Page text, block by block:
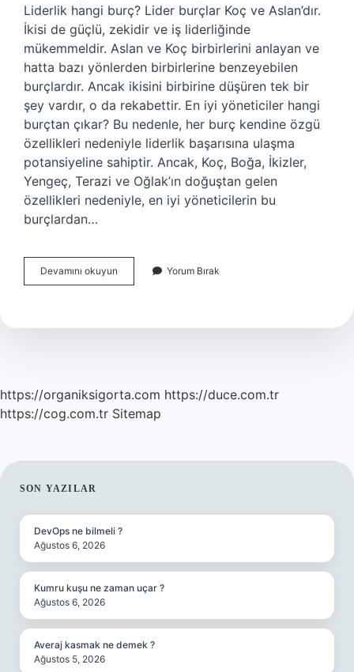
Liderlik hangi burç? Lider burçlar Koç ve Aslan’dır.
İkisi de güçlü, zekidir ve iş liderliğinde
mükemmeldir. Aslan ve Koç birbirlerini anlayan ve
hatta bazı yönlerden birbirlerine benzeyebilen
burçlardır. Ancak ikisini birbirine düşüren tek bir
şey vardır, o da rekabettir. En iyi yöneticiler hangi
burçtan çıkar? Bu nedenle, her burç kendine özgü
özellikleri nedeniyle liderlik başarısına ulaşma
potansiyeline sahiptir. Ancak, Koç, Boğa, İkizler,
Yengeç, Terazi ve Oğlak’ın doğuştan gelen
özellikleri nedeniyle, en iyi yöneticilerin bu
burçlardan…
Devamını okuyun
Özelliği
Var
Yorum Bırak
https://organiksigorta.com https://duce.com.tr
https://cog.com.tr Sitemap
SIDEBAR
SON YAZILAR
DevOps ne bilmeli ?
Ağustos 6, 2026
Kumru kuşu ne zaman uçar ?
Ağustos 6, 2026
Averaj kasmak ne demek ?
Ağustos 5, 2026